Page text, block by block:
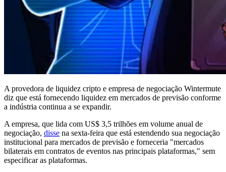
A provedora de liquidez cripto e empresa de negociação Wintermute
diz que está fornecendo liquidez em mercados de previsão conforme
a indústria continua a se expandir.
A empresa, que lida com US$ 3,5 trilhões em volume anual de
negociação, disse na sexta-feira que está estendendo sua negociação
institucional para mercados de previsão e forneceria "mercados
bilaterais em contratos de eventos nas principais plataformas," sem
especificar as plataformas.